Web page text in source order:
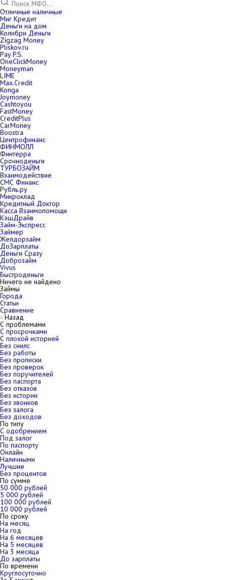
Отличные наличные
Миг Кредит
Деньги на дом
Колибри Деньги
Zigzag Money
Pliskov.ru
Pay P.S.
OneClickMoney
Moneyman
LIME
Max.Credit
Konga
Joymoney
Cashtoyou
FastMoney
CreditPlus
CarMoney
Boostra
Центрофинанс
ФИНМОЛЛ
Финтерра
Срочноденьги
ТУРБОЗАЙМ
Взаимодействие
СМС Финанс
Рубль.ру
Микроклад
Кредитный Доктор
Касса Взаимопомощи
КэшДрайв
Займ-Экспресс
Займер
Желдорзайм
ДоЗарплаты
Деньги Сразу
Доброзайм
Vivus
Быстроденьги
Ничего не найдено
Займы
Города
Статьи
Сравнение
Назад
С проблемами
С просрочками
С плохой историей
Без снилс
Без работы
Без прописки
Без проверок
Без поручителей
Без паспорта
Без отказов
Без истории
Без звонков
Без залога
Без доходов
По типу
С одобрением
Под залог
По паспорту
Онлайн
Наличными
Лучшие
Без процентов
По сумме
50 000 рублей
5 000 рублей
100 000 рублей
10 000 рублей
По сроку
На месяц
На год
На 6 месяцев
На 5 месяцев
На 3 месяца
До зарплаты
По времени
Круглосуточно